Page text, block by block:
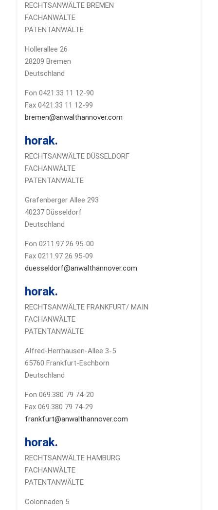
RECHTSANWÄLTE BREMEN
FACHANWÄLTE
PATENTANWÄLTE
Hollerallee 26
28209 Bremen
Deutschland
Fon 0421.33 11 12-90
Fax 0421.33 11 12-99
bremen@anwalthannover.com
horak.
RECHTSANWÄLTE DÜSSELDORF
FACHANWÄLTE
PATENTANWÄLTE
Grafenberger Allee 293
40237 Düsseldorf
Deutschland
Fon 0211.97 26 95-00
Fax 0211.97 26 95-09
duesseldorf@anwalthannover.com
horak.
RECHTSANWÄLTE FRANKFURT/ MAIN
FACHANWÄLTE
PATENTANWÄLTE
Alfred-Herrhausen-Allee 3-5
65760 Frankfurt-Eschborn
Deutschland
Fon 069.380 79 74-20
Fax 069.380 79 74-29
frankfurt@anwalthannover.com
horak.
RECHTSANWÄLTE HAMBURG
FACHANWÄLTE
PATENTANWÄLTE
Colonnaden 5